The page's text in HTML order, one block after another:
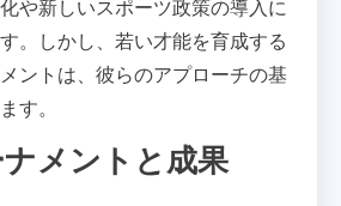
や新しいスポーツ政策の導入に
。しかし、若い才能を育成する
ントは、彼らのアプローチの基
す。
メントと成果